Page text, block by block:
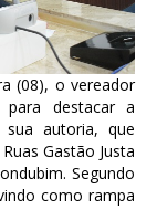
(08), o vereador
destacar a
autoria, que
Gastão Justa
Segundo
como rampa